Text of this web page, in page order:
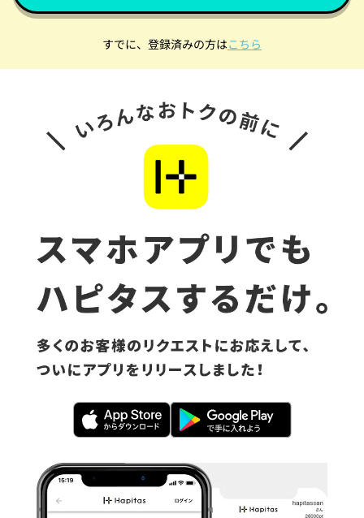
すでに、登録済みの方はこちら